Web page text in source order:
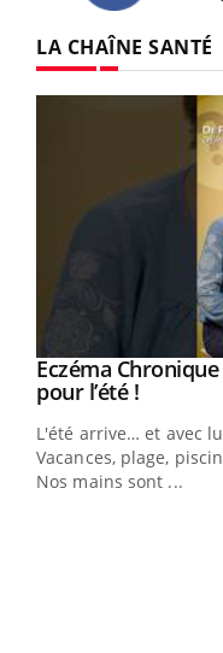
LA CHAÎNE SANTÉ
Youtube
Eczéma
pour l’été !Youtube
L'été arrive… et avec
Vacances, plage,
Nos mains sont ...